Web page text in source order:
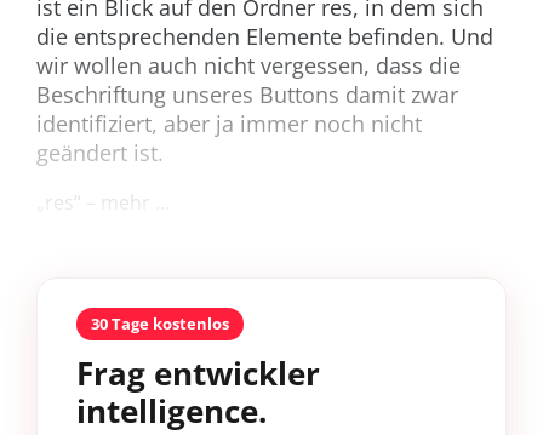
ist ein Blick auf den Ordner res, in dem sich
die entsprechenden Elemente befinden. Und
wir wollen auch nicht vergessen, dass die
Beschriftung unseres Buttons damit zwar
identifiziert, aber ja immer noch nicht
geändert ist.
„res“ – mehr ...
30 Tage kostenlos
Frag entwickler
intelligence.